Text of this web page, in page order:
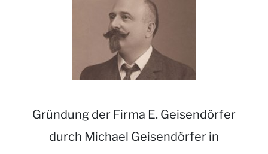
Gründung der Firma E. Geisendörfer
durch Michael Geisendörfer in